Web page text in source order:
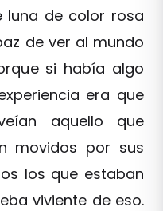
luna de color rosa
de ver al mundo
si había algo
era que
aquello que
movidos por sus
los que estaban
viviente de eso.